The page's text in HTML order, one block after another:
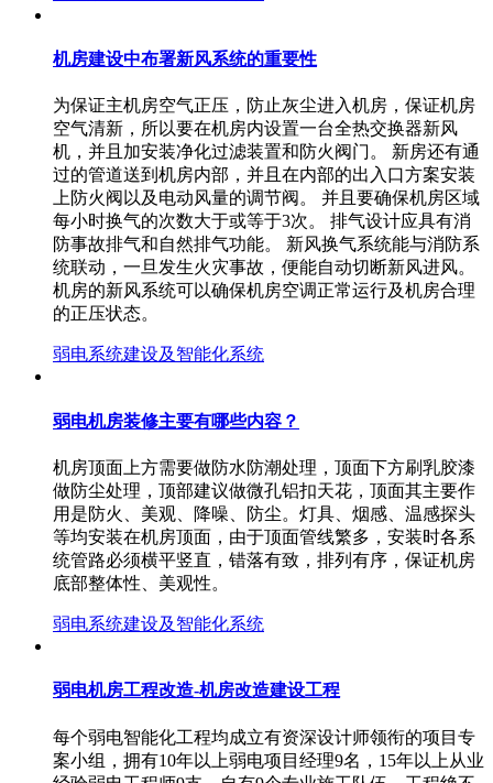
机房建设中布署新风系统的重要性
为保证主机房空气正压，防止灰尘进入机房，保证机房
空气清新，所以要在机房内设置一台全热交换器新风
机，并且加安装净化过滤装置和防火阀门。 新房还有通
过的管道送到机房内部，并且在内部的出入口方案安装
上防火阀以及电动风量的调节阀。 并且要确保机房区域
每小时换气的次数大于或等于3次。 排气设计应具有消
防事故排气和自然排气功能。 新风换气系统能与消防系
统联动，一旦发生火灾事故，便能自动切断新风进风。
机房的新风系统可以确保机房空调正常运行及机房合理
的正压状态。
弱电系统建设及智能化系统
弱电机房装修主要有哪些内容？
机房顶面上方需要做防水防潮处理，顶面下方刷乳胶漆
做防尘处理，顶部建议做微孔铝扣天花，顶面其主要作
用是防火、美观、降噪、防尘。灯具、烟感、温感探头
等均安装在机房顶面，由于顶面管线繁多，安装时各系
统管路必须横平竖直，错落有致，排列有序，保证机房
底部整体性、美观性。
弱电系统建设及智能化系统
弱电机房工程改造-机房改造建设工程
每个弱电智能化工程均成立有资深设计师领衔的项目专
案小组，拥有10年以上弱电项目经理9名，15年以上从业